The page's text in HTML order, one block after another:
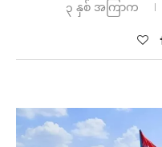
၃ နှစ် အကြာက